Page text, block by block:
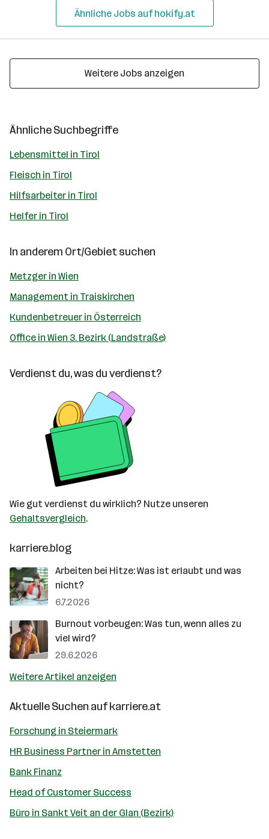
Ähnliche Jobs auf hokify.at
Weitere Jobs anzeigen
Ähnliche Suchbegriffe
Lebensmittel in Tirol
Fleisch in Tirol
Hilfsarbeiter in Tirol
Helfer in Tirol
In anderem Ort/Gebiet suchen
Metzger in Wien
Management in Traiskirchen
Kundenbetreuer in Österreich
Office in Wien 3. Bezirk (Landstraße)
Verdienst du, was du verdienst?
Wie gut verdienst du wirklich? Nutze unseren
Gehaltsvergleich.
karriere.blog
Arbeiten bei Hitze: Was ist erlaubt und was
nicht?
6.7.2026
Burnout vorbeugen: Was tun, wenn alles zu
viel wird?
29.6.2026
Weitere Artikel anzeigen
Aktuelle Suchen aufkarriere.at
Forschung in Steiermark
HR Business Partner in Amstetten
Bank Finanz
Head of Customer Success
Büro in Sankt Veit an der Glan (Bezirk)